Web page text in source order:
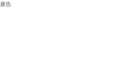
廣告